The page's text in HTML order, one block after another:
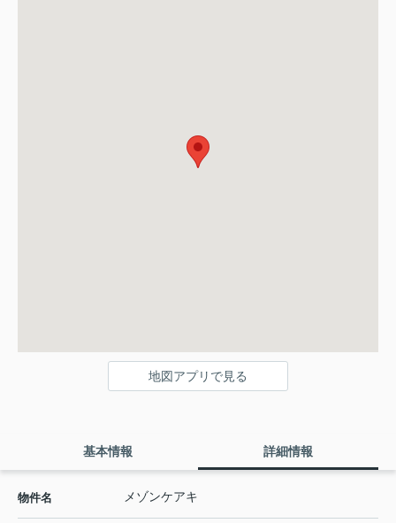
地図アプリで見る
基本情報 詳細情報
物件名 メゾンケアキ